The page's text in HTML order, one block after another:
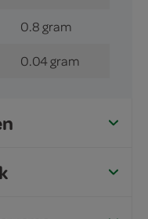
0.8 gram
0.04 gram